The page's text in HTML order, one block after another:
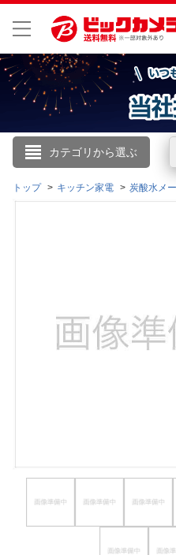
カテゴリから選ぶ
こんに
閲覧履歴
トップ キッチン家電 炭酸水メ